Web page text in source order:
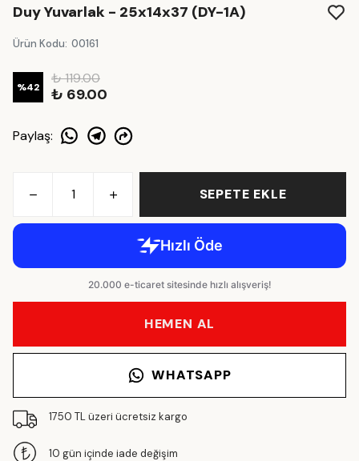
Duy Yuvarlak - 25x14x37 (DY-1A)
Ürün Kodu: 00161
%42
₺ 119.00
₺ 69.00
Paylaş:
SEPETE EKLE
HEMEN AL
WHATSAPP
1750 TL üzeri ücretsiz kargo
10 gün içinde iade değişim